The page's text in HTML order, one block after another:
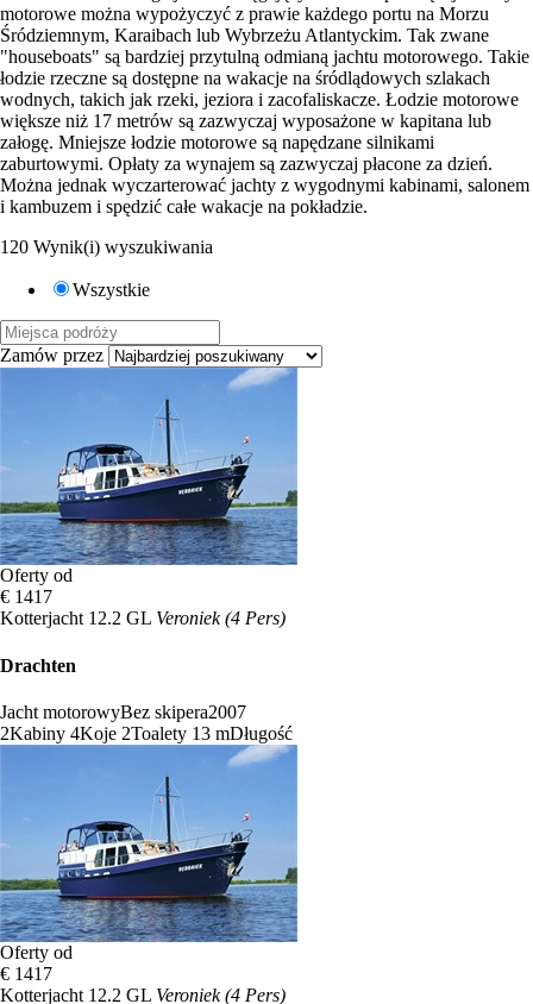
motorowe można wypożyczyć z prawie każdego portu na Morzu
Śródziemnym, Karaibach lub Wybrzeżu Atlantyckim. Tak zwane
"houseboats" są bardziej przytulną odmianą jachtu motorowego. Takie
łodzie rzeczne są dostępne na wakacje na śródlądowych szlakach
wodnych, takich jak rzeki, jeziora i zacofaliskacze. Łodzie motorowe
większe niż 17 metrów są zazwyczaj wyposażone w kapitana lub
załogę. Mniejsze łodzie motorowe są napędzane silnikami
zaburtowymi. Opłaty za wynajem są zazwyczaj płacone za dzień.
Można jednak wyczarterować jachty z wygodnymi kabinami, salonem
i kambuzem i spędzić całe wakacje na pokładzie.
120 Wynik(i) wyszukiwania
Wszystkie
Zamów przez
Oferty od
€ 1417
Kotterjacht 12.2 GL Veroniek (4 Pers)
Drachten
Jacht motorowyBez skipera2007
2Kabiny 4Koje 2Toalety 13 mDługość
Oferty od
€ 1417
Kotterjacht 12.2 GL Veroniek (4 Pers)